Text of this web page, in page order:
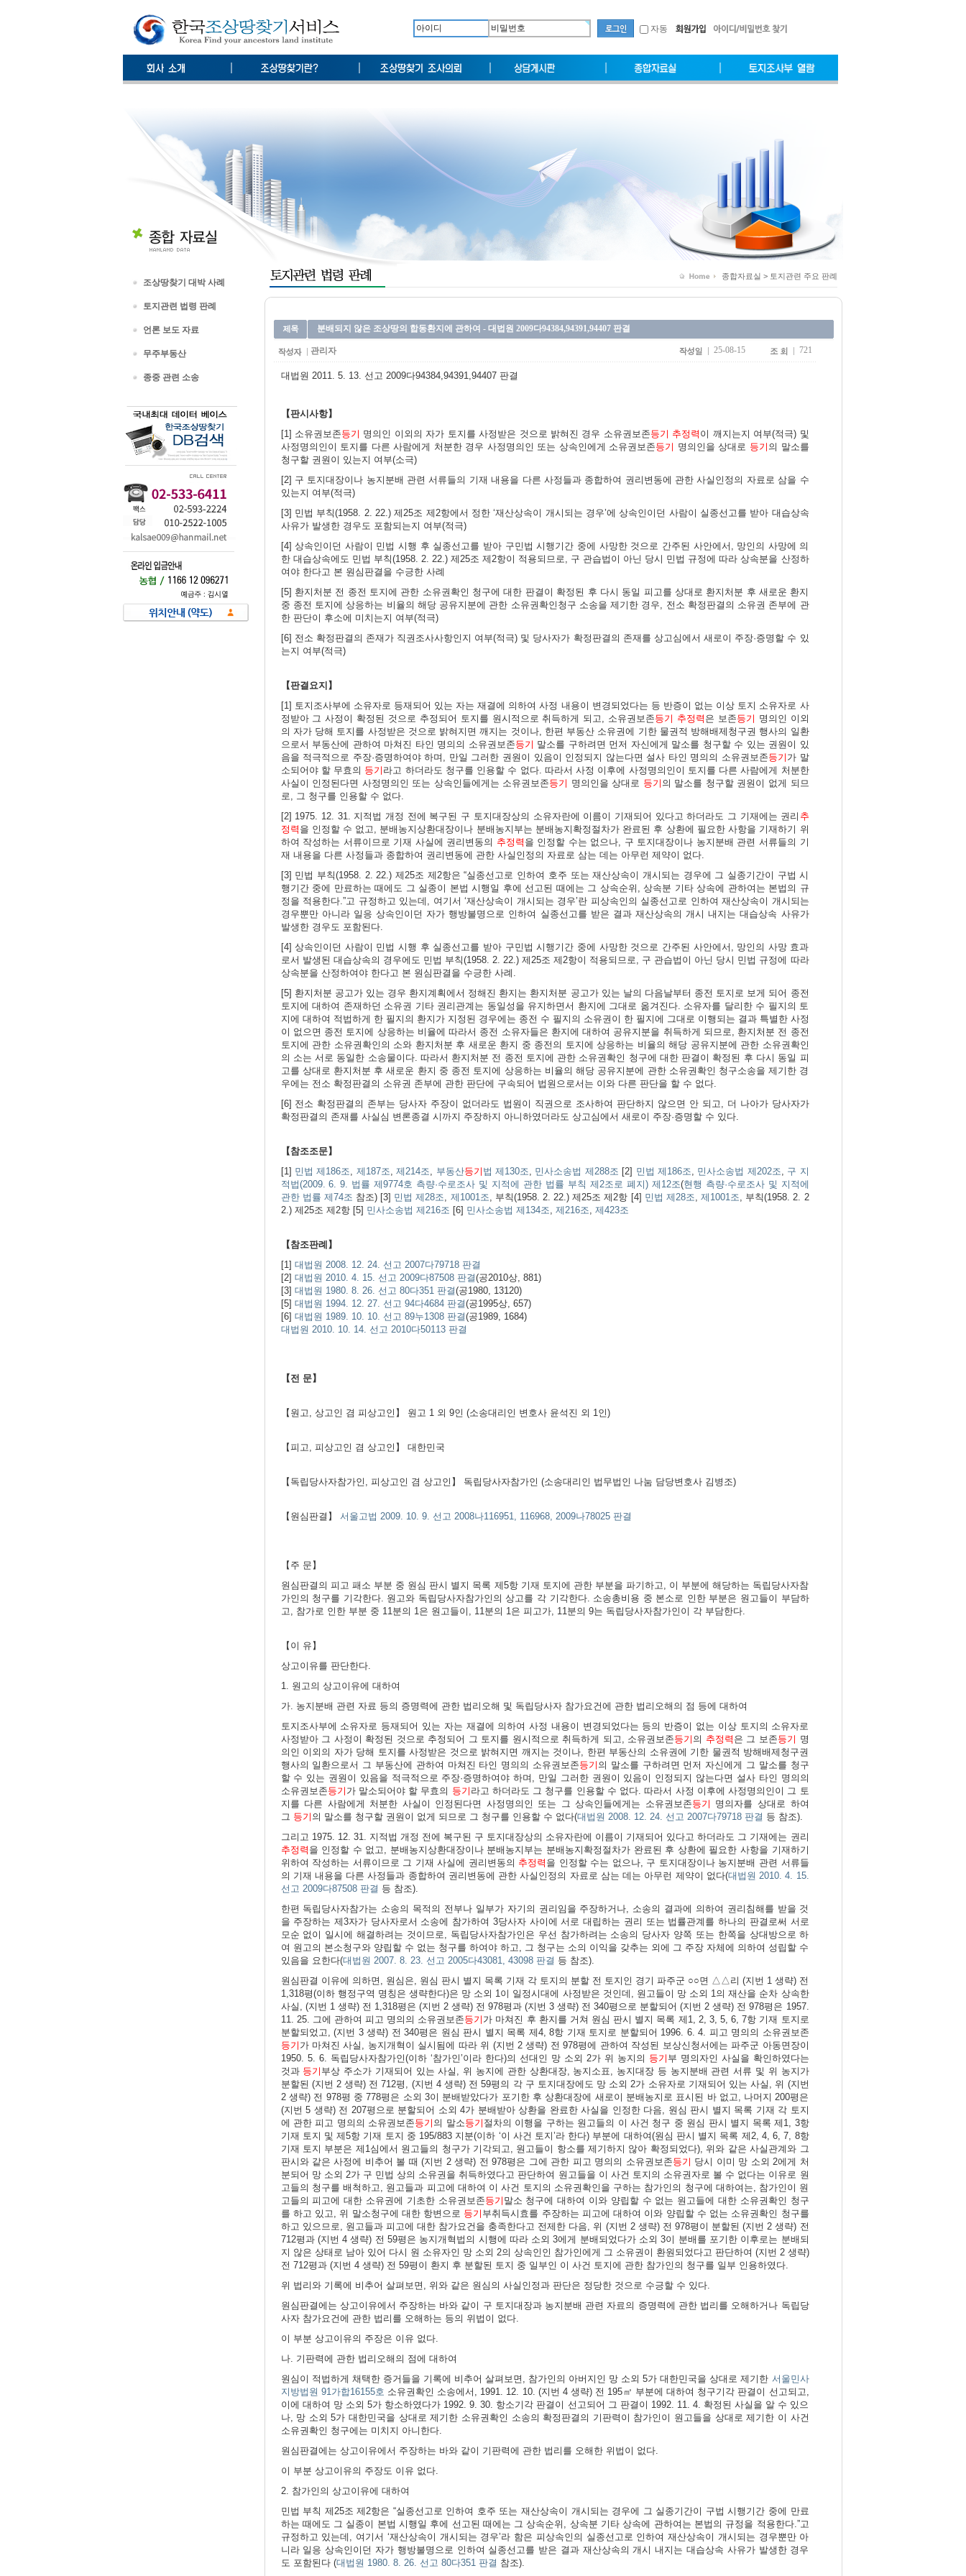
자동
조상땅찾기 대박 사례
토지관련 법령 판례
언론 보도 자료
무주부동산
종중 관련 소송
종합자료실 > 토지관련 주요 판례
분배되지 않은 조상땅의 합동환지에 관하여 - 대법원 2009다94384,94391,94407 판결
관리자 25-08-15 721
대법원 2011. 5. 13. 선고 2009다94384,94391,94407 판결
【판시사항】
[1] 소유권보존등기 명의인 이외의 자가 토지를 사정받은 것으로 밝혀진 경우 소유권보존등기 추정력 이 깨지는지 여부(적극) 및
사정명의인이 토지를 다른 사람에게 처분한 경우 사정명의인 또는 상속인에게 소유권보존등기 명의인을 상대로 등기 의 말소를
청구할 권원이 있는지 여부(소극)
[2] 구 토지대장이나 농지분배 관련 서류들의 기재 내용을 다른 사정들과 종합하여 권리변동에 관한 사실인정의 자료로 삼을 수
있는지 여부(적극)
[3] 민법 부칙(1958. 2. 22.) 제25조 제2항에서 정한 ‘재산상속이 개시되는 경우’에 상속인이던 사람이 실종선고를 받아 대습상속
사유가 발생한 경우도 포함되는지 여부(적극)
[4] 상속인이던 사람이 민법 시행 후 실종선고를 받아 구민법 시행기간 중에 사망한 것으로 간주된 사안에서, 망인의 사망에 의
한 대습상속에도 민법 부칙(1958. 2. 22.) 제25조 제2항이 적용되므로, 구 관습법이 아닌 당시 민법 규정에 따라 상속분을 산정하
여야 한다고 본 원심판결을 수긍한 사례
[5] 환지처분 전 종전 토지에 관한 소유권확인 청구에 대한 판결이 확정된 후 다시 동일 피고를 상대로 환지처분 후 새로운 환지
중 종전 토지에 상응하는 비율의 해당 공유지분에 관한 소유권확인청구 소송을 제기한 경우, 전소 확정판결의 소유권 존부에 관
한 판단이 후소에 미치는지 여부(적극)
[6] 전소 확정판결의 존재가 직권조사사항인지 여부(적극) 및 당사자가 확정판결의 존재를 상고심에서 새로이 주장·증명할 수 있
는지 여부(적극)
【판결요지】
[1] 토지조사부에 소유자로 등재되어 있는 자는 재결에 의하여 사정 내용이 변경되었다는 등 반증이 없는 이상 토지 소유자로 사
정받아 그 사정이 확정된 것으로 추정되어 토지를 원시적으로 취득하게 되고, 소유권보존등기 추정력 은 보존등기 명의인 이외
의 자가 당해 토지를 사정받은 것으로 밝혀지면 깨지는 것이나, 한편 부동산 소유권에 기한 물권적 방해배제청구권 행사의 일환
으로서 부동산에 관하여 마쳐진 타인 명의의 소유권보존등기 말소를 구하려면 먼저 자신에게 말소를 청구할 수 있는 권원이 있
음을 적극적으로 주장·증명하여야 하며, 만일 그러한 권원이 있음이 인정되지 않는다면 설사 타인 명의의 소유권보존등기 가 말
소되어야 할 무효의 등기 라고 하더라도 청구를 인용할 수 없다. 따라서 사정 이후에 사정명의인이 토지를 다른 사람에게 처분한
사실이 인정된다면 사정명의인 또는 상속인들에게는 소유권보존등기 명의인을 상대로 등기 의 말소를 청구할 권원이 없게 되므
로, 그 청구를 인용할 수 없다.
[2] 1975. 12. 31. 지적법 개정 전에 복구된 구 토지대장상의 소유자란에 이름이 기재되어 있다고 하더라도 그 기재에는 권리 추
정력 을 인정할 수 없고, 분배농지상환대장이나 분배농지부는 분배농지확정절차가 완료된 후 상환에 필요한 사항을 기재하기 위
하여 작성하는 서류이므로 기재 사실에 권리변동의 추정력 을 인정할 수는 없으나, 구 토지대장이나 농지분배 관련 서류들의 기
재 내용을 다른 사정들과 종합하여 권리변동에 관한 사실인정의 자료로 삼는 데는 아무런 제약이 없다.
[3] 민법 부칙(1958. 2. 22.) 제25조 제2항은 “실종선고로 인하여 호주 또는 재산상속이 개시되는 경우에 그 실종기간이 구법 시
행기간 중에 만료하는 때에도 그 실종이 본법 시행일 후에 선고된 때에는 그 상속순위, 상속분 기타 상속에 관하여는 본법의 규
정을 적용한다.”고 규정하고 있는데, 여기서 ‘재산상속이 개시되는 경우’란 피상속인의 실종선고로 인하여 재산상속이 개시되는
경우뿐만 아니라 일응 상속인이던 자가 행방불명으로 인하여 실종선고를 받은 결과 재산상속의 개시 내지는 대습상속 사유가
발생한 경우도 포함된다.
[4] 상속인이던 사람이 민법 시행 후 실종선고를 받아 구민법 시행기간 중에 사망한 것으로 간주된 사안에서, 망인의 사망 효과
로서 발생된 대습상속의 경우에도 민법 부칙(1958. 2. 22.) 제25조 제2항이 적용되므로, 구 관습법이 아닌 당시 민법 규정에 따라
상속분을 산정하여야 한다고 본 원심판결을 수긍한 사례.
[5] 환지처분 공고가 있는 경우 환지계획에서 정해진 환지는 환지처분 공고가 있는 날의 다음날부터 종전 토지로 보게 되어 종전
토지에 대하여 존재하던 소유권 기타 권리관계는 동일성을 유지하면서 환지에 그대로 옮겨진다. 소유자를 달리한 수 필지의 토
지에 대하여 적법하게 한 필지의 환지가 지정된 경우에는 종전 수 필지의 소유권이 한 필지에 그대로 이행되는 결과 특별한 사정
이 없으면 종전 토지에 상응하는 비율에 따라서 종전 소유자들은 환지에 대하여 공유지분을 취득하게 되므로, 환지처분 전 종전
토지에 관한 소유권확인의 소와 환지처분 후 새로운 환지 중 종전의 토지에 상응하는 비율의 해당 공유지분에 관한 소유권확인
의 소는 서로 동일한 소송물이다. 따라서 환지처분 전 종전 토지에 관한 소유권확인 청구에 대한 판결이 확정된 후 다시 동일 피
고를 상대로 환지처분 후 새로운 환지 중 종전 토지에 상응하는 비율의 해당 공유지분에 관한 소유권확인 청구소송을 제기한 경
우에는 전소 확정판결의 소유권 존부에 관한 판단에 구속되어 법원으로서는 이와 다른 판단을 할 수 없다.
[6] 전소 확정판결의 존부는 당사자 주장이 없더라도 법원이 직권으로 조사하여 판단하지 않으면 안 되고, 더 나아가 당사자가
확정판결의 존재를 사실심 변론종결 시까지 주장하지 아니하였더라도 상고심에서 새로이 주장·증명할 수 있다.
【참조조문】
[1] 민법 제186조, 제187조,제214조, 부동산등기 법 제130조, 민사소송법 제288조 [2] 민법 제186조, 민사소송법 제202조, 구 지
적법(2009. 6. 9. 법률 제9774호 측량·수로조사 및 지적에 관한 법률 부칙 제2조로 폐지) 제12조(현행 측량·수로조사 및 지적에
관한 법률 제74조 참조) [3] 민법 제28조, 제1001조, 부칙(1958. 2. 22.) 제25조 제2항 [4] 민법 제28조,제1001조, 부칙(1958. 2. 2
2.) 제25조 제2항 [5] 민사소송법 제216조 [6] 민사소송법 제134조, 제216조, 제423조
【참조판례】
[1] 대법원 2008. 12. 24. 선고 2007다79718 판결
[2] 대법원 2010. 4. 15. 선고 2009다87508 판결(공2010상, 881)
[3] 대법원 1980. 8. 26. 선고 80다351 판결(공1980, 13120)
[5] 대법원 1994. 12. 27. 선고 94다4684 판결(공1995상, 657)
[6] 대법원 1989. 10. 10. 선고 89누1308 판결(공1989, 1684)
대법원 2010. 10. 14. 선고 2010다50113 판결
【전 문】
【원고, 상고인 겸 피상고인】 원고 1 외 9인 (소송대리인 변호사 윤석진 외 1인)
【피고, 피상고인 겸 상고인】 대한민국
【독립당사자참가인, 피상고인 겸 상고인】 독립당사자참가인 (소송대리인 법무법인 나눔 담당변호사 김병조)
【원심판결】 서울고법 2009. 10. 9. 선고 2008나116951, 116968, 2009나78025 판결
【주 문】
원심판결의 피고 패소 부분 중 원심 판시 별지 목록 제5항 기재 토지에 관한 부분을 파기하고, 이 부분에 해당하는 독립당사자참
가인의 청구를 기각한다. 원고와 독립당사자참가인의 상고를 각 기각한다. 소송총비용 중 본소로 인한 부분은 원고들이 부담하
고, 참가로 인한 부분 중 11분의 1은 원고들이, 11분의 1은 피고가, 11분의 9는 독립당사자참가인이 각 부담한다.
【이 유】
상고이유를 판단한다.
1. 원고의 상고이유에 대하여
가. 농지분배 관련 자료 등의 증명력에 관한 법리오해 및 독립당사자 참가요건에 관한 법리오해의 점 등에 대하여
토지조사부에 소유자로 등재되어 있는 자는 재결에 의하여 사정 내용이 변경되었다는 등의 반증이 없는 이상 토지의 소유자로
사정받아 그 사정이 확정된 것으로 추정되어 그 토지를 원시적으로 취득하게 되고, 소유권보존등기 의 추정력 은 그 보존등기 명
의인 이외의 자가 당해 토지를 사정받은 것으로 밝혀지면 깨지는 것이나, 한편 부동산의 소유권에 기한 물권적 방해배제청구권
행사의 일환으로서 그 부동산에 관하여 마쳐진 타인 명의의 소유권보존등기 의 말소를 구하려면 먼저 자신에게 그 말소를 청구
할 수 있는 권원이 있음을 적극적으로 주장·증명하여야 하며, 만일 그러한 권원이 있음이 인정되지 않는다면 설사 타인 명의의
소유권보존등기 가 말소되어야 할 무효의 등기 라고 하더라도 그 청구를 인용할 수 없다. 따라서 사정 이후에 사정명의인이 그 토
지를 다른 사람에게 처분한 사실이 인정된다면 사정명의인 또는 그 상속인들에게는 소유권보존등기 명의자를 상대로 하여
그 등기 의 말소를 청구할 권원이 없게 되므로 그 청구를 인용할 수 없다(대법원 2008. 12. 24. 선고 2007다79718 판결 등 참조).
그리고 1975. 12. 31. 지적법 개정 전에 복구된 구 토지대장상의 소유자란에 이름이 기재되어 있다고 하더라도 그 기재에는 권리
추정력 을 인정할 수 없고, 분배농지상환대장이나 분배농지부는 분배농지확정절차가 완료된 후 상환에 필요한 사항을 기재하기
위하여 작성하는 서류이므로 그 기재 사실에 권리변동의 추정력 을 인정할 수는 없으나, 구 토지대장이나 농지분배 관련 서류들
의 기재 내용을 다른 사정들과 종합하여 권리변동에 관한 사실인정의 자료로 삼는 데는 아무런 제약이 없다(대법원 2010. 4. 15.
선고 2009다87508 판결 등 참조).
한편 독립당사자참가는 소송의 목적의 전부나 일부가 자기의 권리임을 주장하거나, 소송의 결과에 의하여 권리침해를 받을 것
을 주장하는 제3자가 당사자로서 소송에 참가하여 3당사자 사이에 서로 대립하는 권리 또는 법률관계를 하나의 판결로써 서로
모순 없이 일시에 해결하려는 것이므로, 독립당사자참가인은 우선 참가하려는 소송의 당사자 양쪽 또는 한쪽을 상대방으로 하
여 원고의 본소청구와 양립할 수 없는 청구를 하여야 하고, 그 청구는 소의 이익을 갖추는 외에 그 주장 자체에 의하여 성립할 수
있음을 요한다(대법원 2007. 8. 23. 선고 2005다43081, 43098 판결 등 참조).
원심판결 이유에 의하면, 원심은, 원심 판시 별지 목록 기재 각 토지의 분할 전 토지인 경기 파주군 ○○면 △△리 (지번 1 생략) 전
1,318평(이하 행정구역 명칭은 생략한다)은 망 소외 1이 일정시대에 사정받은 것인데, 원고들이 망 소외 1의 재산을 순차 상속한
사실, (지번 1 생략) 전 1,318평은 (지번 2 생략) 전 978평과 (지번 3 생략) 전 340평으로 분할되어 (지번 2 생략) 전 978평은 1957.
11. 25. 그에 관하여 피고 명의의 소유권보존등기 가 마쳐진 후 환지를 거쳐 원심 판시 별지 목록 제1, 2, 3, 5, 6, 7항 기재 토지로
분할되었고, (지번 3 생략) 전 340평은 원심 판시 별지 목록 제4, 8항 기재 토지로 분할되어 1996. 6. 4. 피고 명의의 소유권보존
등기 가 마쳐진 사실, 농지개혁이 실시됨에 따라 위 (지번 2 생략) 전 978평에 관하여 작성된 보상신청서에는 파주군 아동면장이
1950. 5. 6. 독립당사자참가인(이하 ‘참가인’이라 한다)의 선대인 망 소외 2가 위 농지의 등기 부 명의자인 사실을 확인하였다는
것과 등기 부상 주소가 기재되어 있는 사실, 위 농지에 관한 상환대장, 농지소표, 농지대장 등 농지분배 관련 서류 및 위 농지가
분할된 (지번 2 생략) 전 712평, (지번 4 생략) 전 59평의 각 구 토지대장에도 망 소외 2가 소유자로 기재되어 있는 사실, 위 (지번
2 생략) 전 978평 중 778평은 소외 3이 분배받았다가 포기한 후 상환대장에 새로이 분배농지로 표시된 바 없고, 나머지 200평은
(지번 5 생략) 전 207평으로 분할되어 소외 4가 분배받아 상환을 완료한 사실을 인정한 다음, 원심 판시 별지 목록 기재 각 토지
에 관한 피고 명의의 소유권보존등기 의 말소등기 절차의 이행을 구하는 원고들의 이 사건 청구 중 원심 판시 별지 목록 제1, 3항
기재 토지 및 제5항 기재 토지 중 195/883 지분(이하 ‘이 사건 토지’라 한다) 부분에 대하여(원심 판시 별지 목록 제2, 4, 6, 7, 8항
기재 토지 부분은 제1심에서 원고들의 청구가 기각되고, 원고들이 항소를 제기하지 않아 확정되었다), 위와 같은 사실관계와 그
판시와 같은 사정에 비추어 볼 때 (지번 2 생략) 전 978평은 그에 관한 피고 명의의 소유권보존등기 당시 이미 망 소외 2에게 처
분되어 망 소외 2가 구 민법 상의 소유권을 취득하였다고 판단하여 원고들을 이 사건 토지의 소유권자로 볼 수 없다는 이유로 원
고들의 청구를 배척하고, 원고들과 피고에 대하여 이 사건 토지의 소유권확인을 구하는 참가인의 청구에 대하여는, 참가인이 원
고들의 피고에 대한 소유권에 기초한 소유권보존등기 말소 청구에 대하여 이와 양립할 수 없는 원고들에 대한 소유권확인 청구
를 하고 있고, 위 말소청구에 대한 항변으로 등기 부취득시효를 주장하는 피고에 대하여 이와 양립할 수 없는 소유권확인 청구를
하고 있으므로, 원고들과 피고에 대한 참가요건을 충족한다고 전제한 다음, 위 (지번 2 생략) 전 978평이 분할된 (지번 2 생략) 전
712평과 (지번 4 생략) 전 59평은 농지개혁법의 시행에 따라 소외 3에게 분배되었다가 소외 3이 분배를 포기한 이후로는 분배되
지 않은 상태로 남아 있어 다시 원 소유자인 망 소외 2의 상속인인 참가인에게 그 소유권이 환원되었다고 판단하여 (지번 2 생략)
전 712평과 (지번 4 생략) 전 59평이 환지 후 분할된 토지 중 일부인 이 사건 토지에 관한 참가인의 청구를 일부 인용하였다.
위 법리와 기록에 비추어 살펴보면, 위와 같은 원심의 사실인정과 판단은 정당한 것으로 수긍할 수 있다.
원심판결에는 상고이유에서 주장하는 바와 같이 구 토지대장과 농지분배 관련 자료의 증명력에 관한 법리를 오해하거나 독립당
사자 참가요건에 관한 법리를 오해하는 등의 위법이 없다.
이 부분 상고이유의 주장은 이유 없다.
나. 기판력에 관한 법리오해의 점에 대하여
원심이 적법하게 채택한 증거들을 기록에 비추어 살펴보면, 참가인의 아버지인 망 소외 5가 대한민국을 상대로 제기한 서울민사
지방법원 91가합16155호 소유권확인 소송에서, 1991. 12. 10. (지번 4 생략) 전 195㎡ 부분에 대하여 청구기각 판결이 선고되고,
이에 대하여 망 소외 5가 항소하였다가 1992. 9. 30. 항소기각 판결이 선고되어 그 판결이 1992. 11. 4. 확정된 사실을 알 수 있으
나, 망 소외 5가 대한민국을 상대로 제기한 소유권확인 소송의 확정판결의 기판력이 참가인이 원고들을 상대로 제기한 이 사건
소유권확인 청구에는 미치지 아니한다.
원심판결에는 상고이유에서 주장하는 바와 같이 기판력에 관한 법리를 오해한 위법이 없다.
이 부분 상고이유의 주장도 이유 없다.
2. 참가인의 상고이유에 대하여
민법 부칙 제25조 제2항은 “실종선고로 인하여 호주 또는 재산상속이 개시되는 경우에 그 실종기간이 구법 시행기간 중에 만료
하는 때에도 그 실종이 본법 시행일 후에 선고된 때에는 그 상속순위, 상속분 기타 상속에 관하여는 본법의 규정을 적용한다.”고
규정하고 있는데, 여기서 ‘재산상속이 개시되는 경우’라 함은 피상속인의 실종선고로 인하여 재산상속이 개시되는 경우뿐만 아
니라 일응 상속인이던 자가 행방불명으로 인하여 실종선고를 받은 결과 재산상속의 개시 내지는 대습상속 사유가 발생한 경우
도 포함된다 (대법원 1980. 8. 26. 선고 80다351 판결 참조).